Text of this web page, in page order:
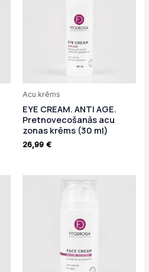
Acu krēms
EYE CREAM. ANTI AGE.
Pretnovecošanās acu
zonas krēms (30 ml)
26,99 €